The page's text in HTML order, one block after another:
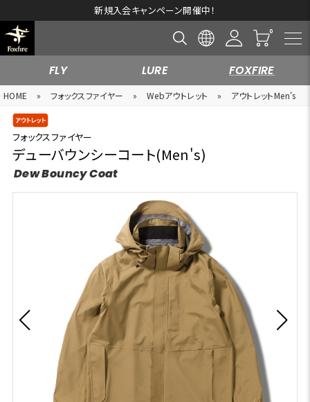
新規入会キャンペーン開催中！
FLY LURE FOXFIRE
HOME » フォックスファイヤー » Webアウトレット » アウトレットMen's
フォックスファイヤー
デューバウンシーコート(Men's)
Dew Bouncy Coat